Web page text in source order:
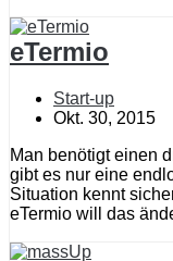
eTermio
Start-up
Okt. 30, 2015
Man benötigt einen
gibt es nur eine
Situation kennt
eTermio will das